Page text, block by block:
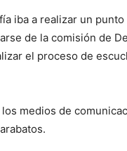
iba a realizar un
de la comisión de
el proceso de
medios de